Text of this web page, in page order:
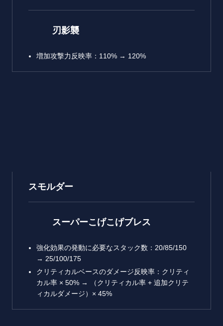
刃影襲
増加攻撃力反映率：110% → 120%
スモルダー
スーパーこげこげブレス
強化効果の発動に必要なスタック数：20/85/150
→ 25/100/175
クリティカルベースのダメージ反映率：クリティ
カル率 × 50% → （クリティカル率 + 追加クリテ
ィカルダメージ）× 45%